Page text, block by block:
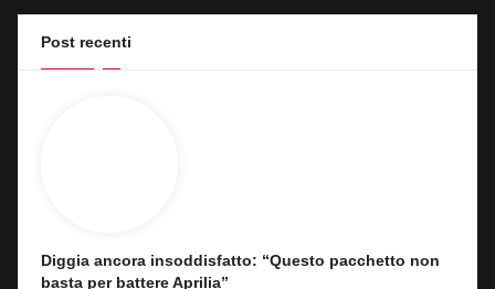
Post recenti
Diggia ancora insoddisfatto: “Questo pacchetto non
basta per battere Aprilia”